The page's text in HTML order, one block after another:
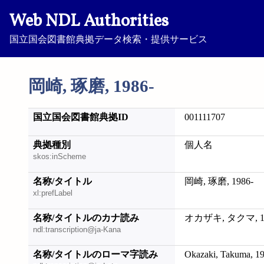
Web NDL Authorities
国立国会図書館典拠データ検索・提供サービス
岡崎, 琢磨, 1986-
国立国会図書館典拠ID 001111707
典拠種別
skos:inScheme
個人名
名称/タイトル
xl:prefLabel
岡崎, 琢磨, 1986-
名称/タイトルのカナ読み
ndl:transcription@ja-Kana
オカザキ, タクマ,
名称/タイトルのローマ字読み Okazaki, Takuma,